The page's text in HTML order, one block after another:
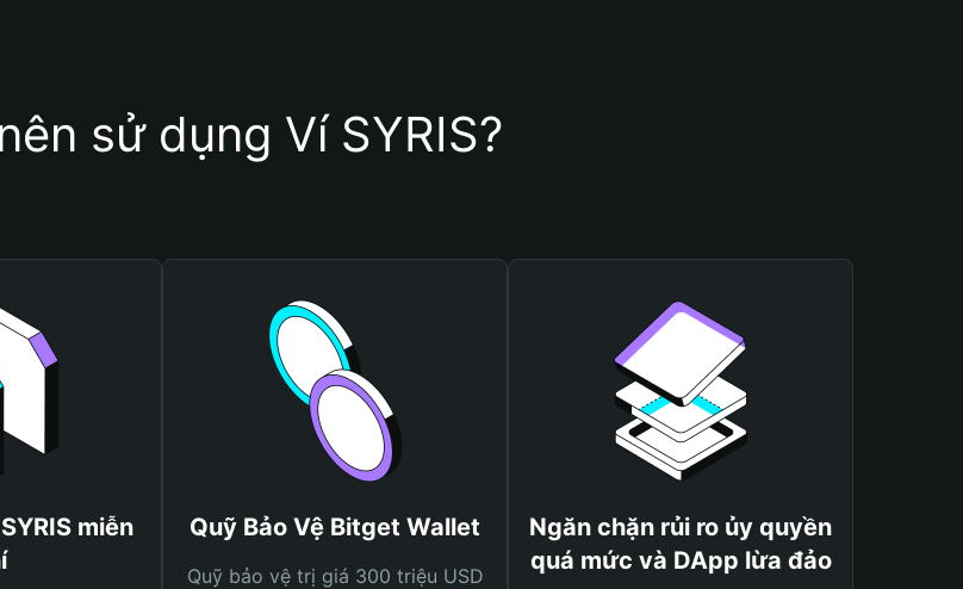
sử dụng Ví SYRIS?
miễn
Quỹ Bảo Vệ Bitget Wallet
Quỹ bảo vệ trị giá 300 triệu USD
Ngăn chặn rủi ro ủy quyền
quá mức và DApp lừa đảo